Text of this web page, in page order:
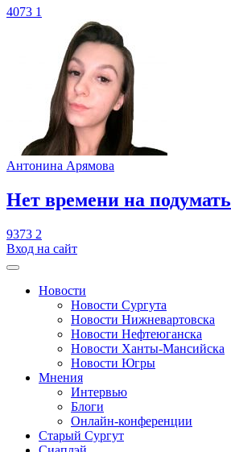
4073 1
Антонина Арямова
​Нет времени на подумать
9373 2
Вход на сайт
Новости
Новости Сургута
Новости Нижневартовска
Новости Нефтеюганска
Новости Ханты-Мансийска
Новости Югры
Мнения
Интервью
Блоги
Онлайн-конференции
Старый Сургут